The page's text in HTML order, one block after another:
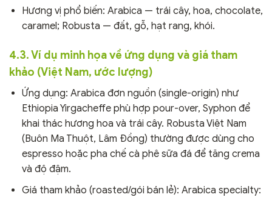
Hương vị phổ biến: Arabica — trái cây, hoa, chocolate,
caramel; Robusta — đất, gỗ, hạt rang, khói.
4.3. Ví dụ minh họa về ứng dụng và giá tham
khảo (Việt Nam, ước lượng)
Ứng dụng: Arabica đơn nguồn (single-origin) như
Ethiopia Yirgacheffe phù hợp pour-over, Syphon để
khai thác hương hoa và trái cây. Robusta Việt Nam
(Buôn Ma Thuột, Lâm Đồng) thường được dùng cho
espresso hoặc pha chế cà phê sữa đá để tăng crema
và độ đậm.
Giá tham khảo (roasted/gói bán lẻ): Arabica specialty: